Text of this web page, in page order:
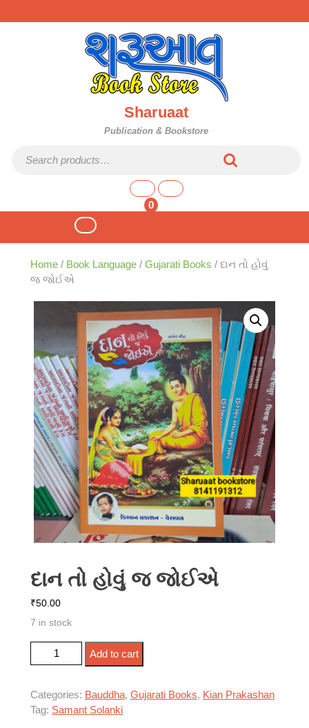
to
Sharuaat
Publication & Bookstore
0
shopping
Open
Button
Home / Book Language / Gujarati Books / દાન તો હોવું
જ જોઈએ
દાન તો હોવું જ જોઈએ
₹50.00
7 in stock
દાન તો હોવું જ જોઈએ quantity
Add to cart
Categories: Bauddha, Gujarati Books, Kian Prakashan
Tag: Samant Solanki